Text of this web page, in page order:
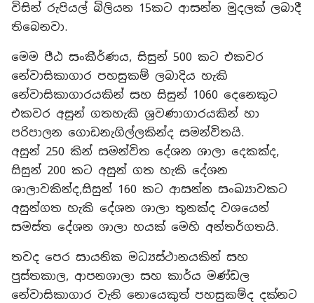
විසින් රුපියල් බිලියන 15කට ආසන්න මුදලක් ලබාදී
තිබෙනවා.
මෙම පීඨ සංකීර්ණය, සිසුන් 500 කට එකවර
නේවාසිකාගාර පහසුකම් ලබාදිය හැකි
නේවාසිකාගාරයකින් සහ සිසුන් 1060 දෙනෙකුට
එකවර අසුන් ගතහැකි ශ්‍රවණාගාරයකින් හා
පරිපාලන ගොඩනැගිල්ලකින්ද සමන්විතයි.
අසුන් 250 කින් සමන්විත දේශන ශාලා දෙකක්ද,
සිසුන් 200 කට අසුන් ගත හැකි දේශන
ශාලාවකින්ද,සිසුන් 160 කට ආසන්න සංඛ්‍යාවකට
අසුන්ගත හැකි දේශන ශාලා තුනක්ද වශයෙන්
සමස්ත දේශන ශාලා හයක් මෙහි අන්තර්ගතයි.
තවද පෙර සායනික මධ්‍යස්ථානයකින් සහ
පුස්තකාල, ආපනශාලා සහ කාර්ය මණ්ඩල
නේවාසිකාගාර වැනි නොයෙකුත් පහසුකම්ද දක්නට